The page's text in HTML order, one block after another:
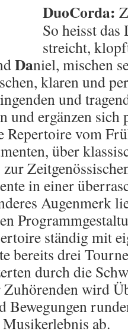
DuoCorda:
So heisst das
streicht,
Daniel, mischen
klaren und
und
und ergänzen
Repertoire vom
über
in einer
Augenmerk
ständig mit
bereits drei
durch die
wird
Bewegungen
ab.